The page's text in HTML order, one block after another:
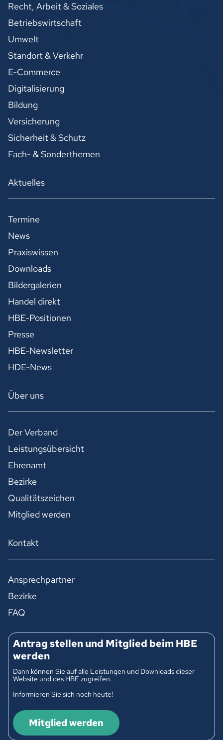
Recht, Arbeit & Soziales
Betriebswirtschaft
Umwelt
Standort & Verkehr
E-Commerce
Digitalisierung
Bildung
Versicherung
Sicherheit & Schutz
Fach- & Sonderthemen
Aktuelles
Termine
News
Praxiswissen
Downloads
Bildergalerien
Handel direkt
HBE-Positionen
Presse
HBE-Newsletter
HDE-News
Über uns
Der Verband
Leistungsübersicht
Ehrenamt
Bezirke
Qualitätszeichen
Mitglied werden
Kontakt
Ansprechpartner
Bezirke
FAQ
Antrag stellen und Mitglied beim HBE
werden
Dann können Sie auf alle Leistungen und Downloads dieser
Website und des HBE zugreifen.
Informieren Sie sich noch heute!
Mitglied werden